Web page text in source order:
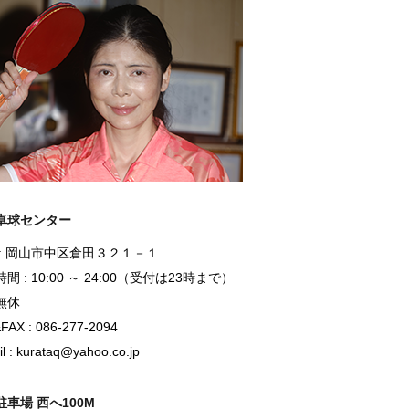
球センター
岡山市中区倉田３２１－１
間 : 10:00 ～ 24:00（受付は23時まで）
休
: 086-277-2094
: kurataq@yahoo.co.jp
車場 西へ100M